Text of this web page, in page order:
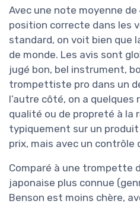
Avec une note moyenne
position correcte dans les
standard, on voit bien que
de monde. Les avis sont
jugé bon, bel instrument,
trompettiste pro dans un
l’autre côté, on a quelques
qualité ou de propreté à la
typiquement sur un
prix, mais avec un
Comparé à une trompette
japonaise plus connue
Benson est moins chère,